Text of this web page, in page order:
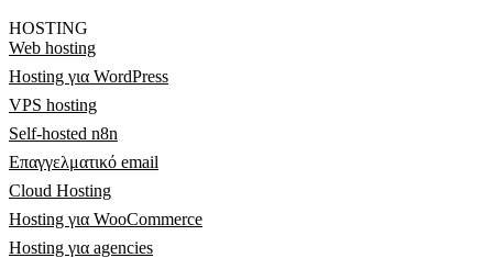
HOSTING
Web hosting
Hosting για WordPress
VPS hosting
Self-hosted n8n
Επαγγελματικό email
Cloud Hosting
Hosting για WooCommerce
Hosting για agencies